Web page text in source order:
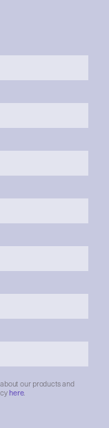
our products and
here.